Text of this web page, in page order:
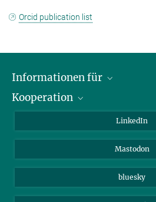
Orcid publication list
Informationen für
Journalisten
Kooperation
Beutenberg Campus e.V.
LinkedIn
Mastodon
bluesky